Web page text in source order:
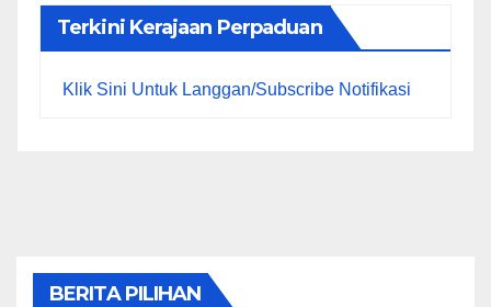
Terkini Kerajaan Perpaduan
Klik Sini Untuk Langgan/Subscribe Notifikasi
BERITA PILIHAN